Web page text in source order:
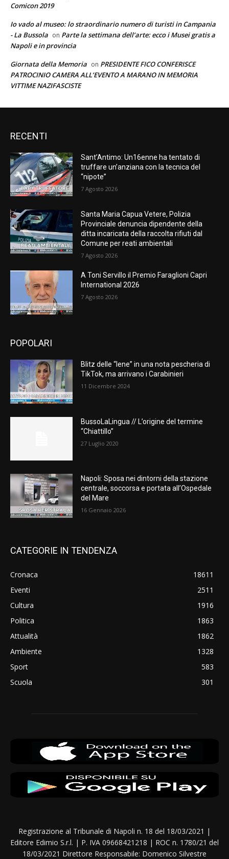
Comicon 2019
Io vado al museo: lo straordinario numero di turisti in Campania
- La Bussola on Parte la settimana dell’arte: ecco i Musei gratis a
Napoli e in provincia
Giornata della Memoria on PRESIDENTE FICO CONFERISCE
PATROCINIO CAMERA ALL’EVENTO A MARANO IN MEMORIA
VITTIME NAZIFASCISTE
RECENTI
Sant’Antimo: Un16enne ha tentato di
truffare un’anziana con la tecnica del
“nipote”
7 Agosto 2026
Santa Maria Capua Vetere, Polizia
Provinciale denuncia dipendente della
ditta incaricata della raccolta rifiuti dal
Comune per reati ambientali
7 Agosto 2026
A Toni Servillo il Premio Faraglioni Capri
International 2026
7 Agosto 2026
POPOLARI
Blitz delle “Iene” in una nota pescheria di
TikTok, ma arrivano i Carabinieri
11 Dicembre 2024
BussoLaLingua // L’origine del termine
“Chiattillo”
27 Luglio 2020
Napoli: Sposa nei dintorni della stazione
centrale, soccorsa e portata all’Ospedale
del Mare
16 Gennaio 2026
CATEGORIE IN TENDENZA
Cronaca
18611
Eventi
2511
Cultura
1916
Politica
1863
Attualità
1862
Ambiente
1328
Sport
583
Scuola
301
Registrazione al Tribunale di Napoli n. 18 del 18/03/2021 |
Editore Edimio S.r.l. | P. IVA 09668421218 | ROC n. 1780/21 del
18/03/2021 Direttore Responsabile: Domenico Silvestre